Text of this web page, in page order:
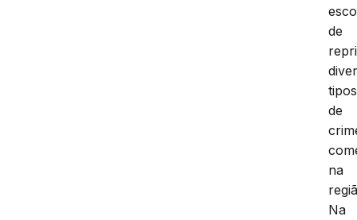
de
tipos
de
na
Na